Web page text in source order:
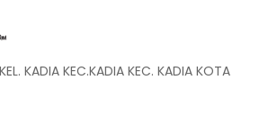
KADIA KEC.KADIA KEC. KADIA KOTA